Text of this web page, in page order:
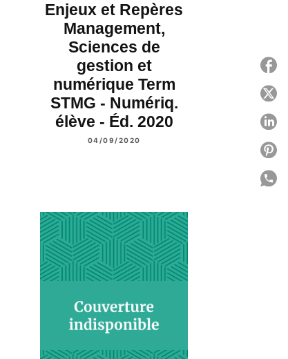
Enjeux et Repères
Management,
Sciences de
gestion et
numérique Term
STMG - Numériq.
élève - Éd. 2020
04/09/2020